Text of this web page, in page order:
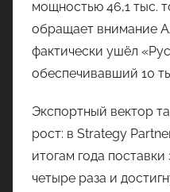
мощностью 46,1 тыс.
обращает внимание
фактически ушёл
обеспечивавший 10
Экспортный вектор
рост: в Strategy
итогам года
четыре раза и